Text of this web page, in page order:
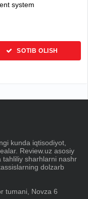
system
SOTIB OLISH
kunda iqtisodiyot,
Review.uz asosiy
tahliliy sharhlarni nashr
dolzarb
tumani, Novza 6